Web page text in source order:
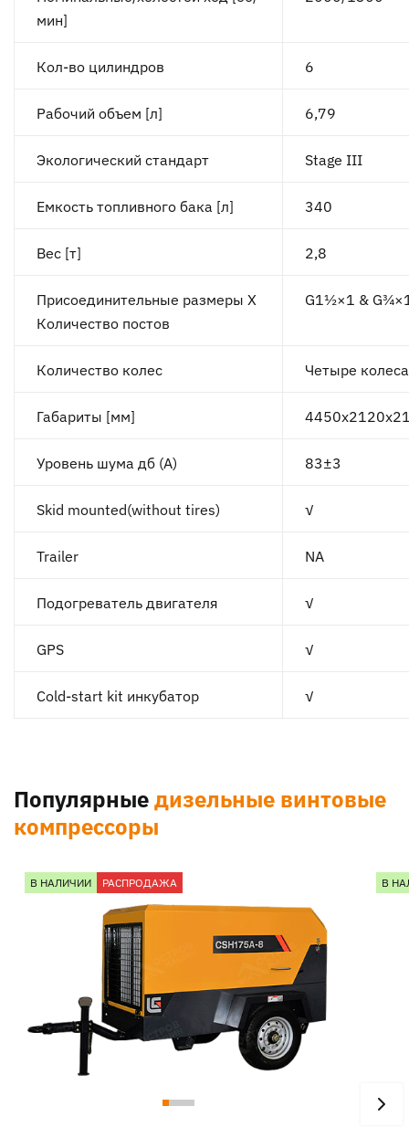
мин]
Кол-во цилиндров 6
Рабочий объем [л] 6,79
Экологический стандарт Stage III
Емкость топливного бака [л] 340
Вес [т] 2,8
Присоединительные размеры Х
Количество постов
G1½×1 &
Количество колес Четыре колеса
Габариты [мм]
Уровень шума дб (А) 83±3
Skid mounted(without tires) √
Trailer NA
Подогреватель двигателя √
GPS √
Cold-start kit инкубатор √
Популярныедизельные винтовые
компрессоры
В НАЛИЧИИ РАСПРОДАЖА В